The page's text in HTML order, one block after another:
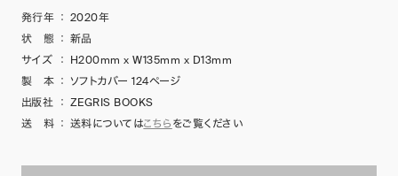
発行年 ： 2020年
状 態 ： 新品
サイズ
： H200mm x W135mm x D13mm
製 本 ： ソフトカバー 124ページ
出版社 ： ZEGRIS BOOKS
送 料 ： 送料についてはこちらをご覧ください